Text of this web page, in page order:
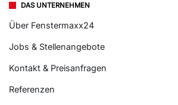
DAS UNTERNEHMEN
Über Fenstermaxx24
Jobs & Stellenangebote
Kontakt & Preisanfragen
Referenzen